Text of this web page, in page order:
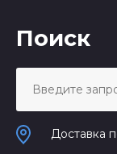
Поиск
Доставка